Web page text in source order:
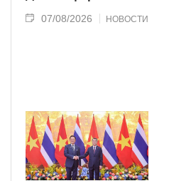
07/08/2026 НОВОСТИ